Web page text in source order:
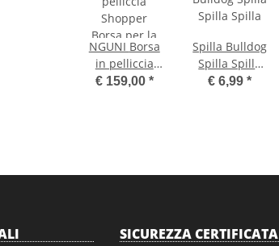
NGUNI Borsa
in pelliccia
Shopper
€ 159,00 *
Spilla Bulldog
Spilla Spilla
Spilla
€ 6,99*
SICUREZZA CERTIFICATA